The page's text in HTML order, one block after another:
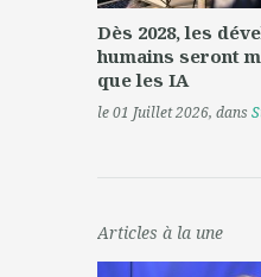
Dès 2028, les
humains seront
que les IA
le 01 Juillet 2026, dans
Articles à la une